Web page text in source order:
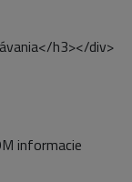
h3></div>
informacie